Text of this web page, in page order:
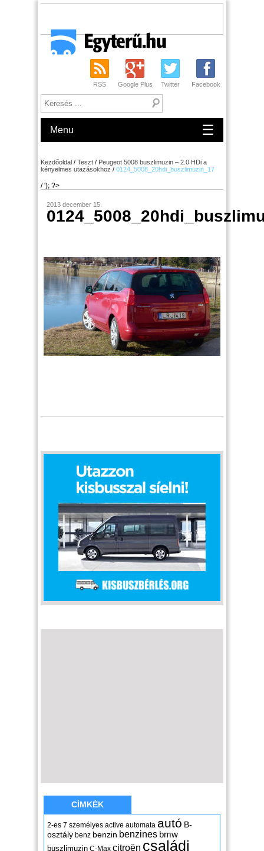
RSS Google Plus Twitter Facebook
Menu ☰
Kezdőoldal / Teszt / Peugeot 5008 buszlimuzin – 2.0 HDi a
kényelmes utazásokhoz / 0124_5008_20hdi_buszlimuzin_17
/ '); ?>
2013 december 15.
CÍMKÉK
2-es 7 személyes active automata autó B-
osztály benz benzin benzines bmw
buszlimuzin C-Max citroën családi